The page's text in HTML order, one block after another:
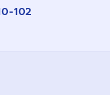
102